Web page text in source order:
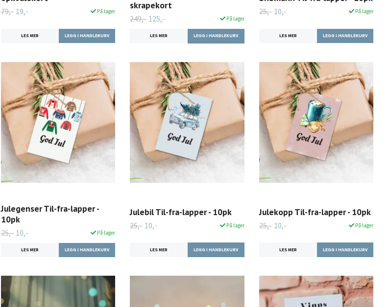
79,- 19,- På lager
LES MER
skrapekort
249,- 125,- På lager
LES MER
25,- 10,- På lager
LES MER
Julegenser Til-fra-lapper -
10pk
25,- 10,- På lager
LES MER
Julebil Til-fra-lapper - 10pk
25,- 10,- På lager
LES MER
Julekopp Til-fra-lapper - 10pk
25,- 10,- På lager
LES MER